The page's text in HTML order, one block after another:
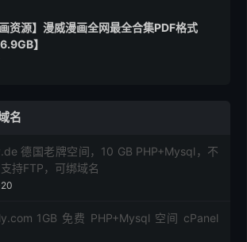
画资源】漫威漫画全网最全合集PDF格式
】
名
德国老牌空间，10 GB PHP+Mysql，不
持FTP，可绑域名
1GB 免费 PHP+Mysql 空间 cPanel